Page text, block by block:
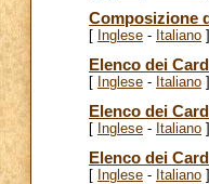
Composizione
[ Inglese - Italiano ]
Elenco dei
[ Inglese - Italiano ]
Elenco dei
[ Inglese - Italiano ]
Elenco dei
[ Inglese - Italiano ]